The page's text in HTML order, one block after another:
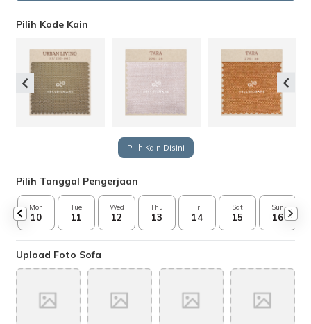
Pilih Kode Kain
Pilih Kain Disini
Pilih Tanggal Pengerjaan
Mon
10
Tue
11
Wed
12
Thu
13
Fri
14
Sat
15
Sun
16
Upload Foto Sofa